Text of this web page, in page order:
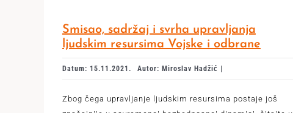
Smisao, sadržaj i svrha upravljanja
ljudskim resursima Vojske i odbrane
Datum: 15.11.2021. Autor: Miroslav Hadžić |
Zbog čega upravljanje ljudskim resursima postaje još